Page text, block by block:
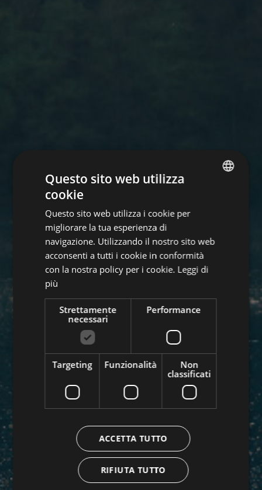
Questo sito web utilizza
cookie
Questo sito web utilizza i cookie per
migliorare la tua esperienza di
navigazione. Utilizzando il nostro sito web
acconsenti a tutti i cookie in conformità
con la nostra policy per i cookie. Leggi di
più
Strettamente
necessari
Performance
Targeting Funzionalità
Non
classificati
ACCETTA TUTTO
RIFIUTA TUTTO